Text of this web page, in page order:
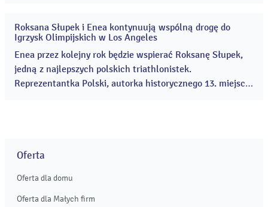
2026
Roksana Słupek i Enea kontynuują wspólną drogę do
Igrzysk Olimpijskich w Los Angeles
Enea przez kolejny rok będzie wspierać Roksanę Słupek,
jedną z najlepszych polskich triathlonistek.
Reprezentantka Polski, autorka historycznego 13. miejsca
Oferta
Oferta dla domu
Oferta dla Małych firm